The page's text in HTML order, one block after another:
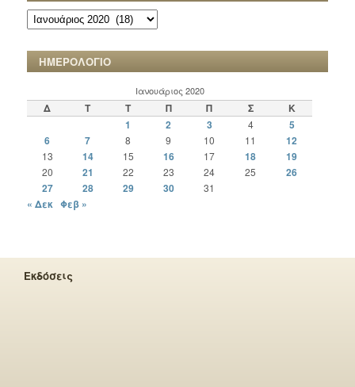
ΑΡΧΕΙΟ
ΧΡΟΝΙΚΩΝ
ΗΜΕΡΟΛΟΓΙΟ
Ιανουάριος 2020
Δ Τ Τ Π Π Σ
Κ
1
2 3 4
5
6
7 8 9 10 11 12
13 14 15 16 17 18 19
20 21 22 23 24 25
26
27
28 29 30 31
« Δεκ Φεβ »
Εκδόσεις